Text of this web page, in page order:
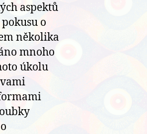
aspektů
o
několika
mnoho
úkolu